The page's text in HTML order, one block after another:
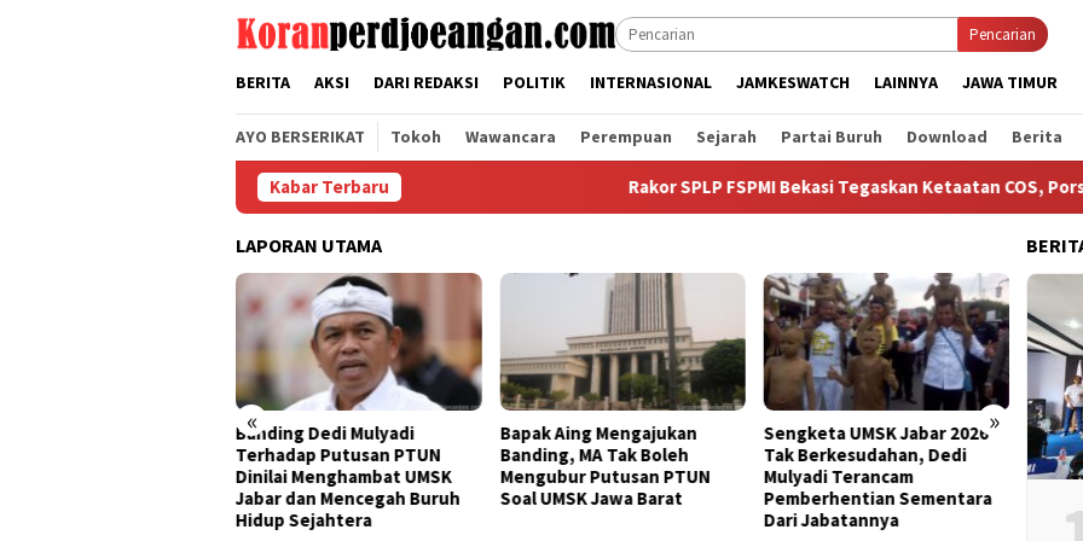
Pencarian
BERITA AKSI DARI REDAKSI POLITIK INTERNASIONAL JAMKESWATCH LAINNYA JAWA TIMUR
AYO BERSERIKAT Tokoh Wawancara Perempuan Sejarah Partai Buruh Download Berita
Kabar Terbaru Rakor SPLP FSPMI Bekasi Tegaskan Ketaatan COS, Porselope
LAPORAN UTAMA
« »
Bapak Aing Mengajukan
Banding, MA Tak Boleh
Mengubur Putusan PTUN
Soal UMSK Jawa Barat
Sengketa UMSK Jabar 2026
Tak Berkesudahan, Dedi
Mulyadi Terancam
Pemberhentian Sementara
Banding Putusan PTUN Prihal
UMSK Jabar Tuai Sorotan
KSPI: Yang Bayar UMSK Itu
Pengusaha, Tapi Mengapa
Gubernur Ngotot Melakukan